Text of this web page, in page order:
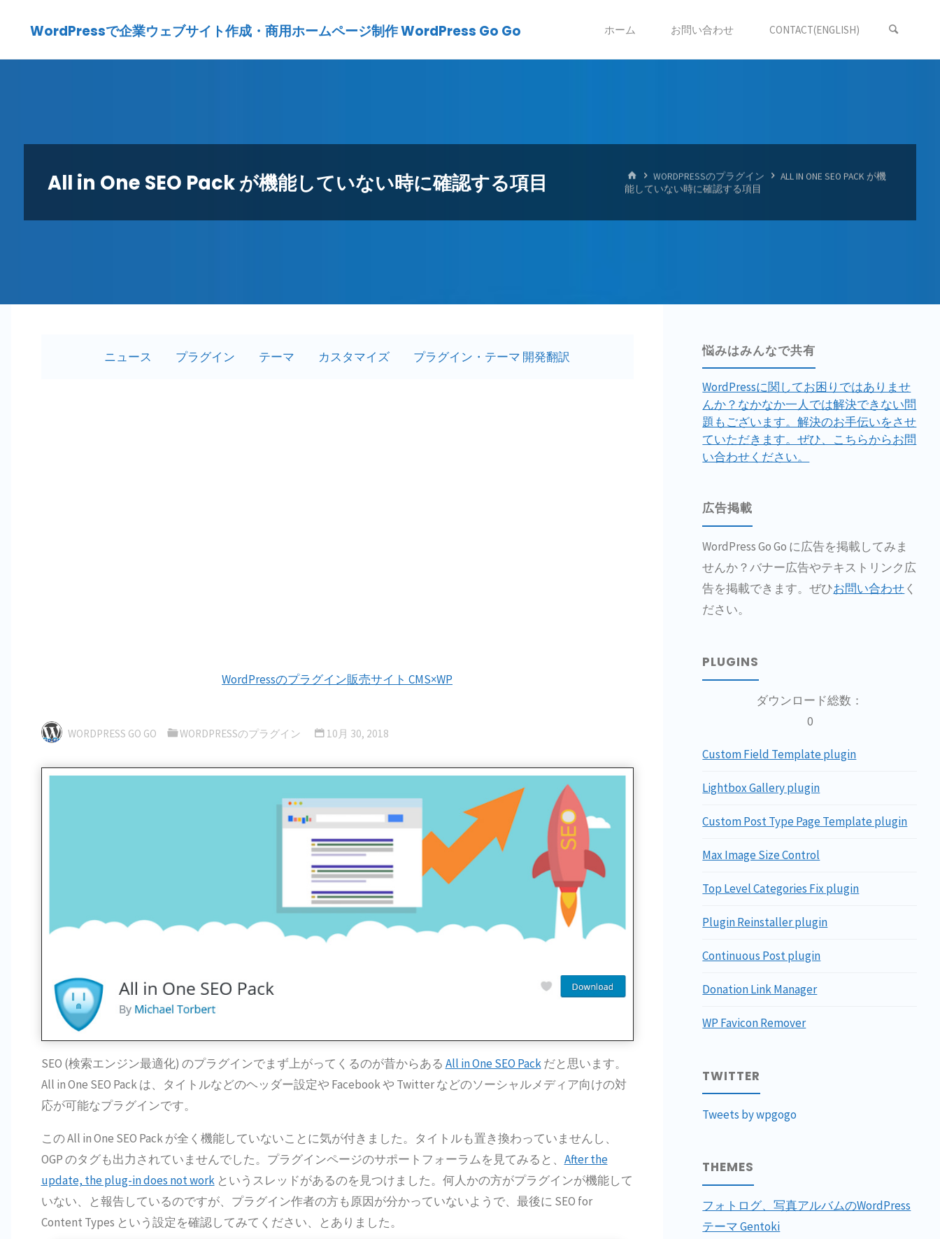
WordPressで企業ウェブサイト作成・商用ホームページ制作 WordPress Go Go ホーム お問い合わせ CONTACT(ENGLISH)
All in One SEO Pack が機能していない時に確認する項目 HOMEWORDPRESSのプラグイン
ALL IN ONE SEO PACK が機
能していない時に確認する項目
ニュース プラグイン テーマ カスタマイズ プラグイン・テーマ 開発翻訳
WordPressのプラグイン販売サイト CMS×WP
WORDPRESS GO GO WORDPRESSのプラグイン 10月 30, 2018
SEO (検索エンジン最適化) のプラグインでまず上がってくるのが昔からある All in One SEO Packだと思います。
All in One SEO Pack は、タイトルなどのヘッダー設定や Facebook や Twitter などのソーシャルメディア向けの対
応が可能なプラグインです。
この All in One SEO Pack が全く機能していないことに気が付きました。タイトルも置き換わっていませんし、
OGP のタグも出力されていませんでした。プラグインページのサポートフォーラムを見てみると、 After the
update, the plug-in does not workというスレッドがあるのを見つけました。何人かの方がプラグインが機能して
いない、と報告しているのですが、プラグイン作者の方も原因が分かっていないようで、最後に SEO for
Content Types という設定を確認してみてください、とありました。
悩みはみんなで共有
WordPressに関してお困りではありませ
んか？なかなか一人では解決できない問
題もございます。解決のお手伝いをさせ
ていただきます。ぜひ、こちらからお問
い合わせください。
広告掲載
WordPress Go Go に広告を掲載してみま
せんか？バナー広告やテキストリンク広
告を掲載できます。ぜひお問い合わせく
ださい。
PLUGINS
ダウンロード総数：
0
Custom Field Template plugin
Lightbox Gallery plugin
Custom Post Type Page Template plugin
Max Image Size Control
Top Level Categories Fix plugin
Plugin Reinstaller plugin
Continuous Post plugin
Donation Link Manager
WP Favicon Remover
TWITTER
Tweets by wpgogo
THEMES
フォトログ、写真アルバムのWordPress
テーマ Gentoki